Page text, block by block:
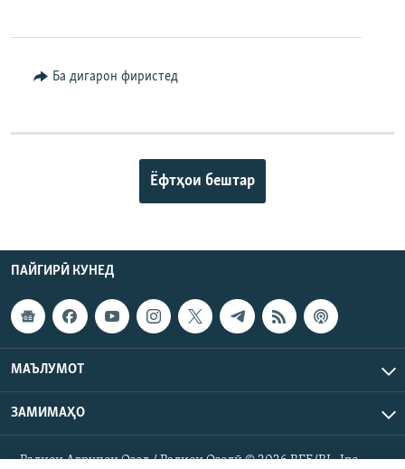
Ба дигарон фиристед
Ёфтҳои бештар
ПАЙГИРӢ КУНЕД
МАЪЛУМОТ
ЗАМИМАҲО
Радиои Аврупои Озод / Радиои Озодӣ © 2026 RFE/RL. Inc.